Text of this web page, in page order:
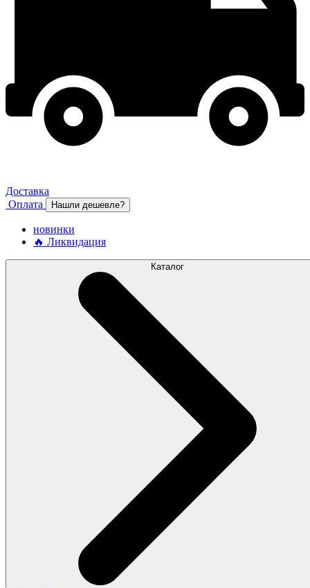
Доставка
Оплата
Нашли дешевле?
новинки
🔥 Ликвидация
Каталог